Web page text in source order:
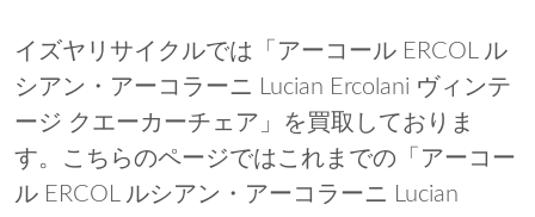
イズヤリサイクルでは「アーコール ERCOL ル
シアン・アーコラーニ Lucian Ercolani ヴィンテ
ージ クエーカーチェア」を買取しておりま
す。こちらのページではこれまでの「アーコー
ル ERCOL ルシアン・アーコラーニ Lucian